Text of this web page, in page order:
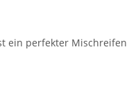
ein perfekter Mischreifen